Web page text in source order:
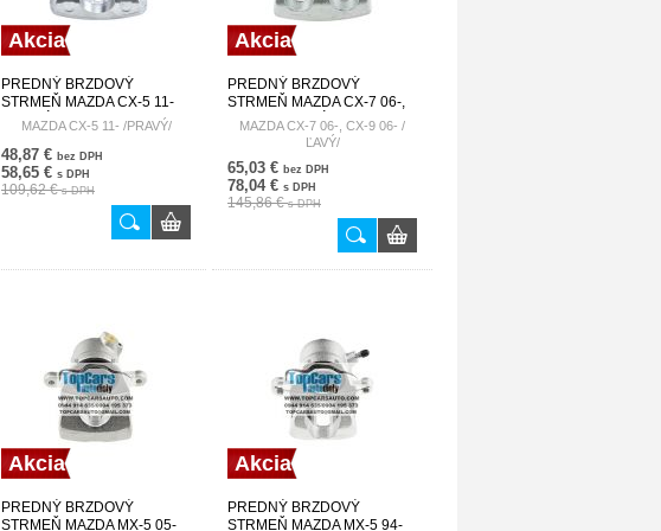
Akcia
PREDNÝ BRZDOVÝ
STRMEŇ MAZDA CX-5 11-
/PRAVÝ/ K0Y1-33-98Z HZP-
MAZDA CX-5 11- /PRAVÝ/
48,87 € bez DPH
58,65 € s DPH
109,62 €s DPH
Akcia
PREDNÝ BRZDOVÝ
STRMEŇ MAZDA CX-7 06-,
CX-9 06- /ĽAVÝ/ L206-33-
990A HZP-MZ-020
MAZDA CX-7 06-, CX-9 06- /
ĽAVÝ/
65,03 € bez DPH
78,04 € s DPH
145,86 €s DPH
Akcia
PREDNÝ BRZDOVÝ
STRMEŇ MAZDA MX-5 05-
Akcia
PREDNÝ BRZDOVÝ
STRMEŇ MAZDA MX-5 94-